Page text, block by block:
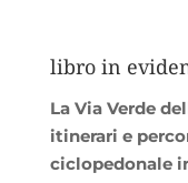
libro in
La Via Verde
itinerari e
ciclopedonale